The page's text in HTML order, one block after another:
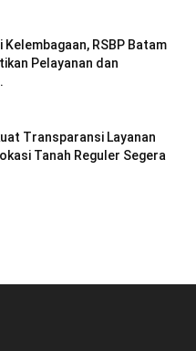
Kelembagaan, RSBP Batam
Pelayanan dan
Transparansi Layanan
Tanah Reguler Segera